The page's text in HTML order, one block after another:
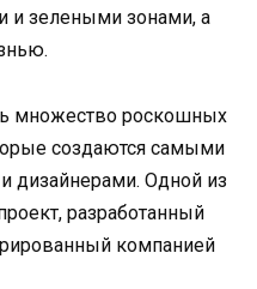
и зелеными зонами, а
множество роскошных
создаются самыми
дизайнерами. Одной из
разработанный
компанией